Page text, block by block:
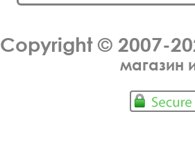
Copyright © 2007-
магазин